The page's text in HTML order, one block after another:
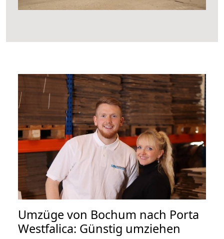
Umzüge von Bochum nach Porta
Westfalica: Günstig umziehen